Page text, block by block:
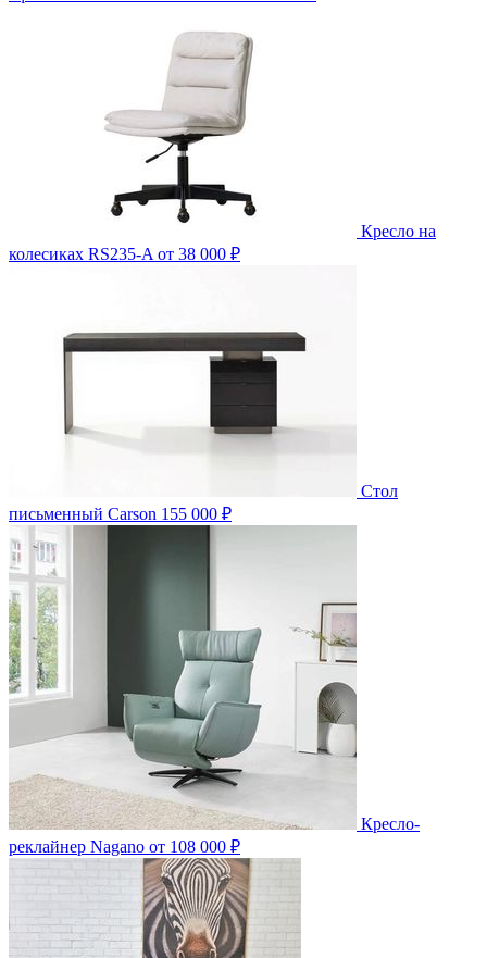
Кресло на
колесиках RS235-A от 38 000 ₽
Стол
письменный Carson 155 000 ₽
Кресло-
реклайнер Nagano от 108 000 ₽